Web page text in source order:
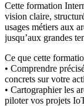
Cette formation
vision claire,
usages métiers aux
jusqu’aux grandes
Ce que cette
• Comprendre
concrets sur votre
• Cartographier les
piloter vos projets